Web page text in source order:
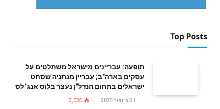
Top Posts
תופעה: עבריינים מישראל משתלטים על
עסקים בארה"ב; עבריין מנתניה שסחט
ישראלים בתחום הנדל"ן נעצר בלוס אנג׳לס
31 בינואר 2025 3,035